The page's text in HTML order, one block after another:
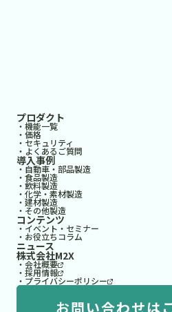
プロダクト
・機能一覧
・価格
・セキュリティ
・よくあるご質問
導入事例
・自動車・部品製造
・食品製造
・飲料製造
・化学・素材製造
・建材製造
・その他製造
コンテンツ
・イベント・セミナー
・お役立ちコラム
ニュース
株式会社M2X
・会社概要
・採用情報
・プライバシーポリシー
お問い合わせは